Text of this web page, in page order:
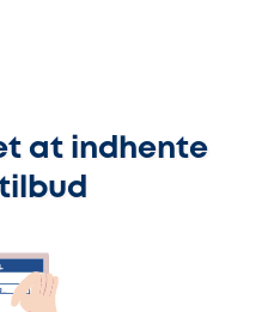
at indhente